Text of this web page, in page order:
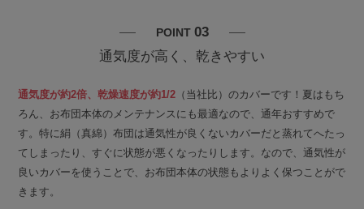
POINT 03
通気度が高く、乾きやすい
通気度が約2倍、乾燥速度が約1/2 （当社比）のカバーです！夏はもち
ろん、お布団本体のメンテナンスにも最適なので、通年おすすめで
す。特に絹（真綿）布団は通気性が良くないカバーだと蒸れてへたっ
てしまったり、すぐに状態が悪くなったりします。なので、通気性が
良いカバーを使うことで、お布団本体の状態もよりよく保つことがで
きます。